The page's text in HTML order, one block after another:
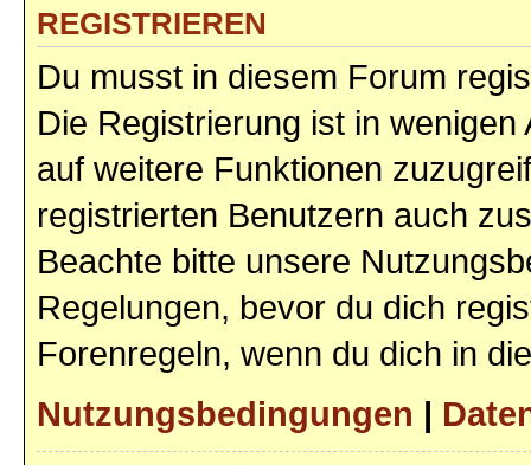
REGISTRIEREN
Du musst in diesem Forum
Die Registrierung ist in
auf weitere Funktionen
registrierten Benutzern auch
Beachte bitte unsere
Regelungen, bevor du dich
Forenregeln, wenn du dich in
Nutzungsbedingungen |